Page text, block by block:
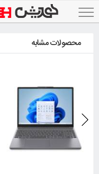
Toggle
navigation
محصولات مشابه